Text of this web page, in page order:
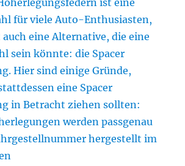
ist eine
für viele Auto-Enthusiasten,
auch eine Alternative, die eine
sein könnte: die Spacer
Hier sind einige Gründe,
eine Spacer
in Betracht ziehen sollten:
werden passgenau
hergestellt im